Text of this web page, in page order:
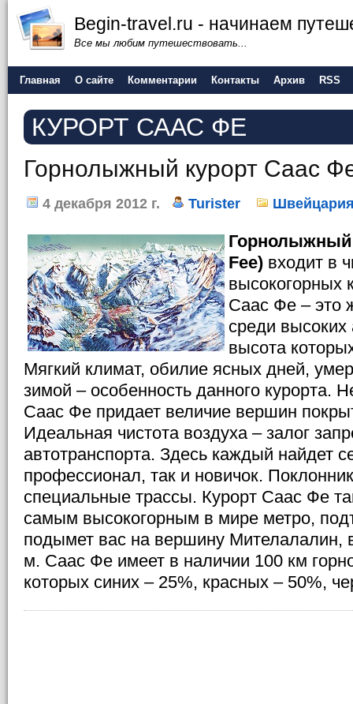
Begin-travel.ru - начинаем
Все мы любим путешествовать...
Главная О сайте Комментарии Контакты Архив RSS
КУРОРТ СААС ФЕ
Горнолыжный курорт Саас
4 декабря 2012 г. Turister
Горнолыжный
Fee) входит в
высокогорных
Саас Фе – это
среди высоких
высота
Мягкий климат, обилие ясных дней,
зимой – особенность данного курорта.
Саас Фе придает величие вершин
Идеальная чистота воздуха – залог
автотранспорта. Здесь каждый найдет
профессионал, так и новичок.
специальные трассы. Курорт Саас Фе
самым высокогорным в мире метро,
подымет вас на вершину Мителалалин,
м. Саас Фе имеет в наличии 100 км
которых синих – 25%, красных – 50%,